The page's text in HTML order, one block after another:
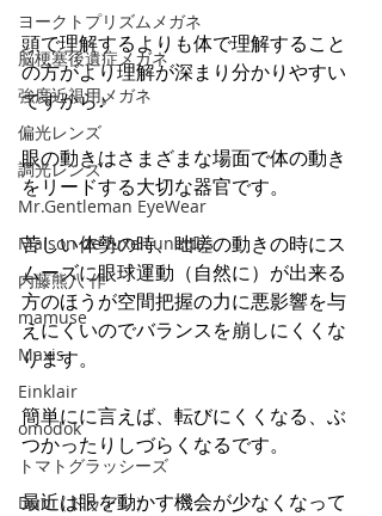
ヨークトプリズムメガネ
脳梗塞後遺症メガネ
強度近視用メガネ
偏光レンズ
調光レンズ
Mr.Gentleman EyeWear
Maison de luxe Lunettes
内藤熊八 作
mamuse
Maxis
Einklair
omodok
トマトグラッシーズ
Dun（ドゥアン）
頭で理解するよりも体で理解すること
の方がより理解が深まり分かりやすい
ですから♪
眼の動きはさまざまな場面で体の動き
をリードする大切な器官です。
苦しい体勢の時、咄嗟の動きの時にス
ムーズに眼球運動（自然に）が出来る
方のほうが空間把握の力に悪影響を与
えにくいのでバランスを崩しにくくな
ります。
簡単にに言えば、転びにくくなる、ぶ
つかったりしづらくなるです。
最近は眼を動かす機会が少なくなって